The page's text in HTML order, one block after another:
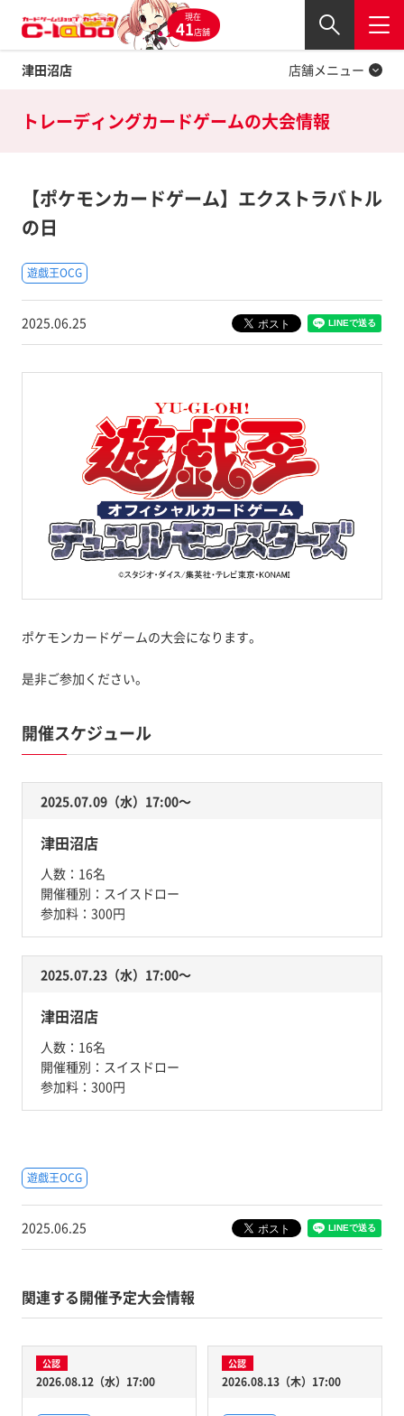
現在
41店舗
津田沼店
閉じる
店舗メニュー
Twitter
トレーディングカードゲームの大会情報
【ポケモンカードゲーム】エクストラバトル
の日
遊戯王OCG
2025.06.25
ポケモンカードゲームの大会になります。
是非ご参加ください。
開催スケジュール
2025.07.09（水）17:00〜
津田沼店
人数： 16名
開催種別： スイスドロー
参加料： 300円
2025.07.23（水）17:00〜
津田沼店
人数： 16名
開催種別： スイスドロー
参加料： 300円
遊戯王OCG
2025.06.25
関連する開催予定大会情報
公認
2026.08.12（水）17:00
公認
2026.08.13（木）17:00